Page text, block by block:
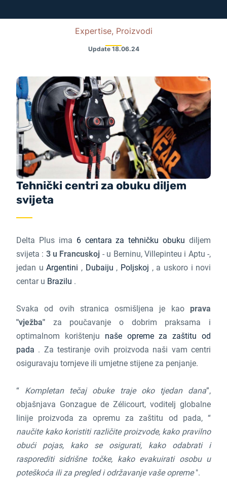
Expertise, Proizvodi
Update 18.06.24
Tehnički centri za obuku diljem
svijeta
Delta Plus ima 6 centara za tehničku obuku diljem
svijeta : 3 u Francuskoj - u Berninu, Villepinteu i Aptu -,
jedan uArgentini , Dubaiju , Poljskoj , a uskoro i novi
centar u Brazilu .
Svaka od ovih stranica osmišljena je kao prava
"vježba"za poučavanje o dobrim praksama i
optimalnom korištenju naše opreme za zaštitu od
pada . Za testiranje ovih proizvoda naši vam centri
osiguravaju tornjeve ili umjetne stijene za penjanje.
“ Kompletan tečaj obuke traje oko tjedan dana”,
objašnjava Gonzague de Zélicourt, voditelj globalne
linije proizvoda za opremu za zaštitu od pada, “
naučite kako koristiti različite proizvode, kako pravilno
obući pojas, kako se osigurati, kako odabrati i
rasporediti sidrišne točke, kako evakuirati osobu u
poteškoća ili za pregled i održavanje vaše opreme".